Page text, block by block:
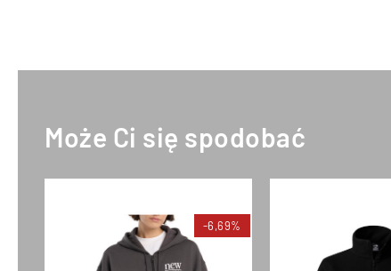
Może Ci się spodobać
-6,69%